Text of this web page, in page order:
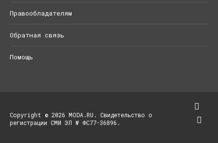
Правообладателям
Обратная связь
Помощь
Copyright © 2026 MODA.RU. Свидетельство о
регистрации СМИ ЭЛ № ФС77-36896.